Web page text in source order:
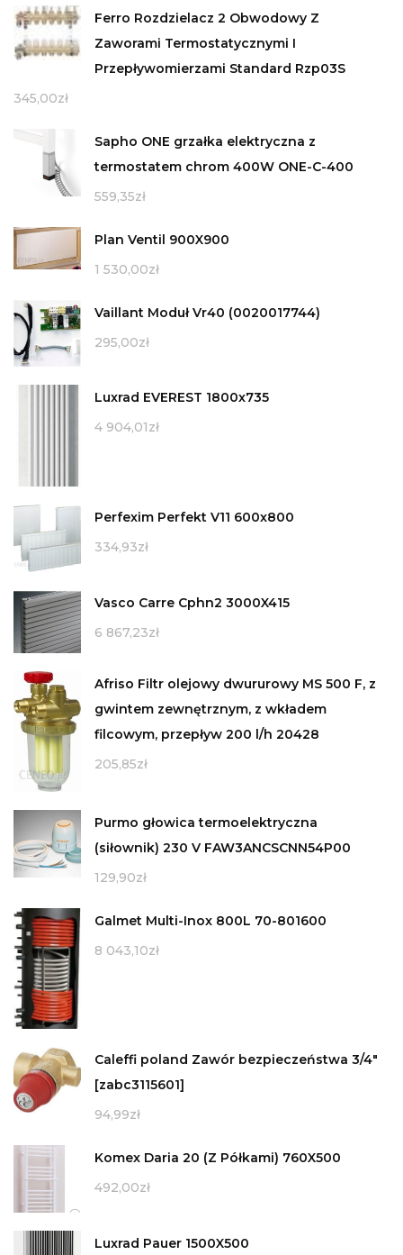
Ferro Rozdzielacz 2 Obwodowy Z
Zaworami Termostatycznymi I
Przepływomierzami Standard Rzp03S
345,00zł
Sapho ONE grzałka elektryczna z
termostatem chrom 400W ONE-C-400
559,35zł
Plan Ventil 900X900
1 530,00zł
Vaillant Moduł Vr40 (0020017744)
295,00zł
Luxrad EVEREST 1800x735
4 904,01zł
Perfexim Perfekt V11 600x800
334,93zł
Vasco Carre Cphn2 3000X415
6 867,23zł
Afriso Filtr olejowy dwururowy MS 500 F, z
gwintem zewnętrznym, z wkładem
filcowym, przepływ 200 l/h 20428
205,85zł
Purmo głowica termoelektryczna
(siłownik) 230 V FAW3ANCSCNN54P00
129,90zł
Galmet Multi-Inox 800L 70-801600
8 043,10zł
Caleffi poland Zawór bezpieczeństwa 3/4"
[zabc3115601]
94,99zł
Komex Daria 20 (Z Półkami) 760X500
492,00zł
Luxrad Pauer 1500X500